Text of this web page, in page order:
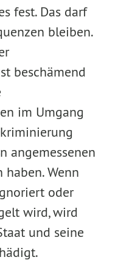
fest. Das darf
bleiben.
beschämend
im Umgang
angemessenen
Wenn
oder
wird, wird
und seine